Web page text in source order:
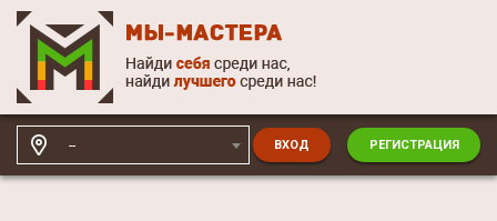
-- ВХОД РЕГИСТРАЦИЯ